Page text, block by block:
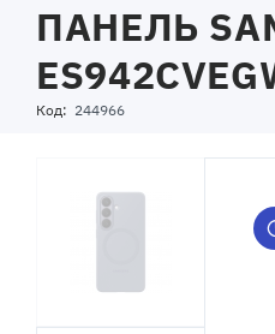
ПАНЕЛЬ
Код: 244966